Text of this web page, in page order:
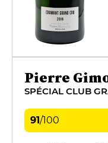
Pierre
91/100